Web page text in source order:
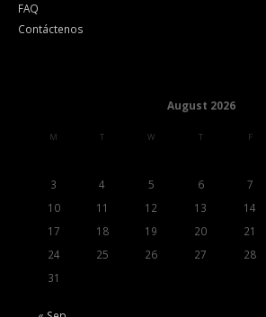
FAQ
Contáctenos
August 2026
M T W T F
3
4 5 6 7
10
11 12 13 14
17
18 19 20 21
24
25 26 27 28
31